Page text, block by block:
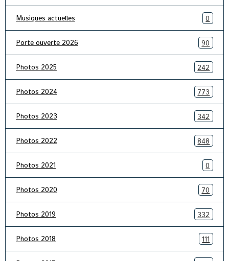
Musiques actuelles 0
Porte ouverte 2026 90
Photos 2025 242
Photos 2024 773
Photos 2023 342
Photos 2022 848
Photos 2021 0
Photos 2020 70
Photos 2019 332
Photos 2018 111